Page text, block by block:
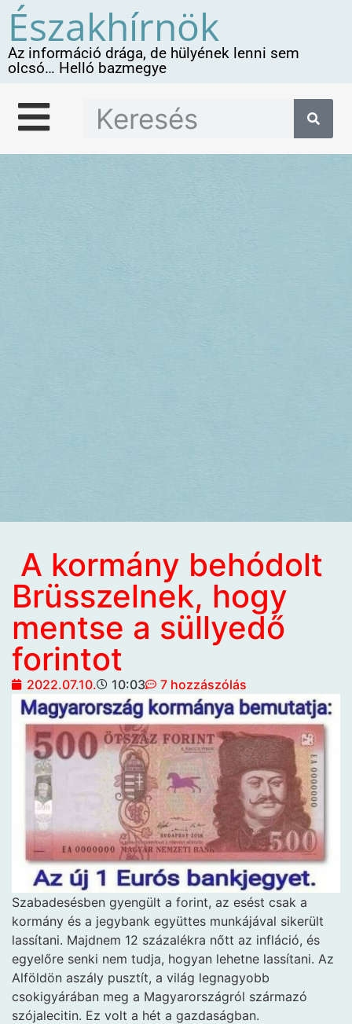
Északhírnök
Az információ drága, de hülyének lenni sem
olcsó… Helló bazmegye
A kormány behódolt
Brüsszelnek, hogy
mentse a süllyedő
forintot
2022.07.10. 10:03 7 hozzászólás
Szabadesésben gyengült a forint, az esést csak a
kormány és a jegybank együttes munkájával sikerült
lassítani. Majdnem 12 százalékra nőtt az infláció, és
egyelőre senki nem tudja, hogyan lehetne lassítani. Az
Alföldön aszály pusztít, a világ legnagyobb
csokigyárában meg a Magyarországról származó
szójalecitin. Ez volt a hét a gazdaságban.